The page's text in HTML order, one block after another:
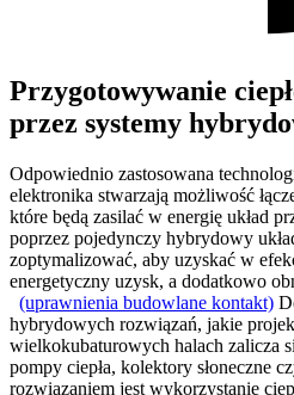
Przygotowywanie
przez systemy
Odpowiednio zastosowana
elektronika stwarzają możliwość
które będą zasilać w energię układ
poprzez pojedynczy hybrydowy
zoptymalizować, aby uzyskać w
energetyczny uzysk, a dodatkowo
(uprawnienia budowlane kontakt)
hybrydowych rozwiązań, jakie
wielkokubaturowych halach zalicza
pompy ciepła, kolektory słoneczne
rozwiązaniem jest wykorzystanie